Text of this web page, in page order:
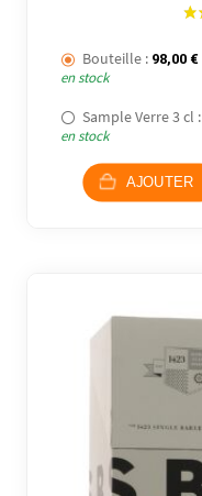
Bouteille : 98,00 €
en stock
Sample Verre 3 cl :
en stock
AJOUTER